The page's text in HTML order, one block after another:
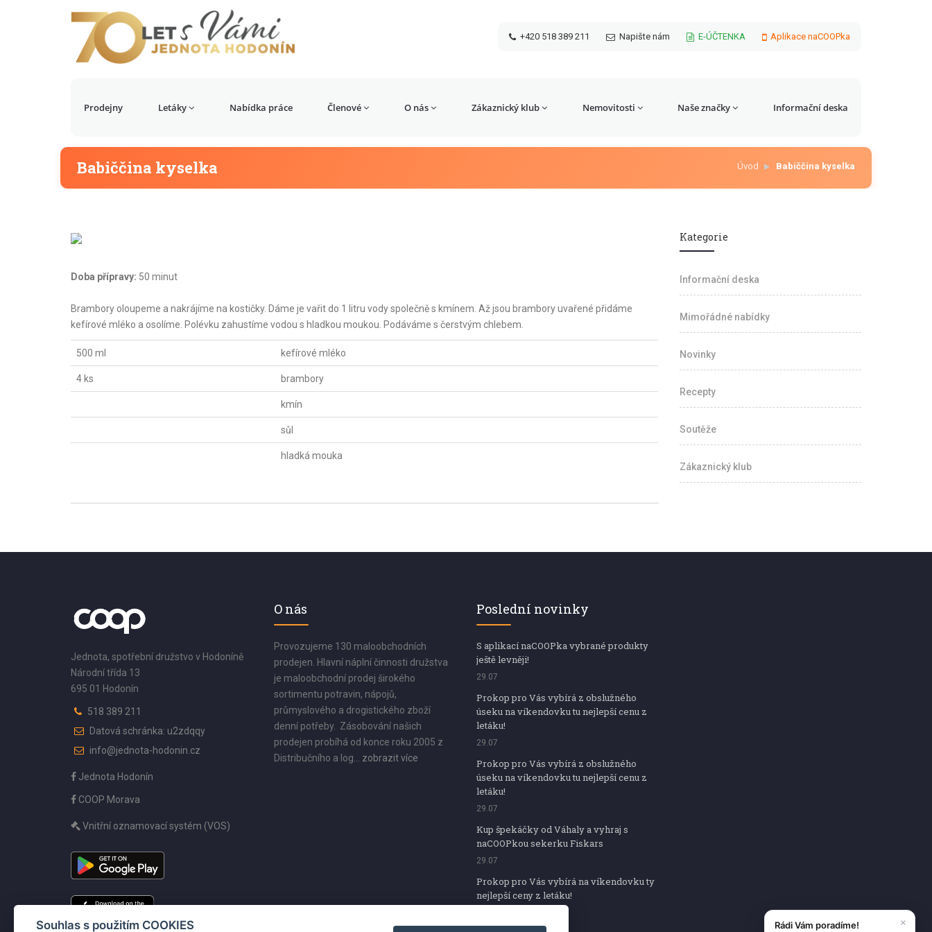
+420 518 389 211 Napište nám E-ÚČTENKA Aplikace naCOOPka
Prodejny Letáky Nabídka práce Členové O nás Zákaznický klub Nemovitosti Naše značky Informační deska
Babiččina kyselka Úvod Babiččina kyselka
Doba přípravy: 50 minut
Brambory oloupeme a nakrájíme na kostičky. Dáme je vařit do 1 litru vody společně s kmínem. Až jsou brambory uvařené přidáme
kefírové mléko a osolíme. Polévku zahustíme vodou s hladkou moukou. Podáváme s čerstvým chlebem.
500 ml kefírové mléko
4 ks brambory
kmín
sůl
hladká mouka
Kategorie
Informační deska
Mimořádné nabídky
Novinky
Recepty
Soutěže
Zákaznický klub
Jednota, spotřební družstvo v Hodoníně
Národní třída 13
695 01 Hodonín
518 389 211
Datová schránka: u2zdqqy
info@jednota-hodonin.cz
Jednota Hodonín
COOP Morava
Vnitřní oznamovací systém (VOS)
O nás
Provozujeme 130 maloobchodních
prodejen. Hlavní náplní činnosti družstva
je maloobchodní prodej širokého
sortimentu potravin, nápojů,
průmyslového a drogistického zboží
denní potřeby. Zásobování našich
prodejen probíhá od konce roku 2005 z
Distribučního a log... zobrazit více
Poslední novinky
S aplikací naCOOPka vybrané produkty
ještě levněji!
29.07
Prokop pro Vás vybírá z obslužného
úseku na víkendovku tu nejlepší cenu z
letáku!
29.07
Prokop pro Vás vybírá z obslužného
úseku na víkendovku tu nejlepší cenu z
letáku!
29.07
Kup špekáčky od Váhaly a vyhraj s
naCOOPkou sekerku Fiskars
29.07
Prokop pro Vás vybírá na víkendovku ty
nejlepší ceny z letáku!
Souhlas s použitím COOKIES